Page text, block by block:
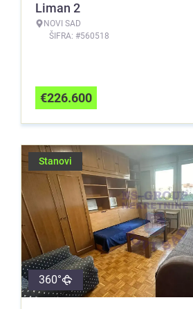
Liman 2
NOVI SAD
ŠIFRA: #560518
€226.600
Stanovi
360°